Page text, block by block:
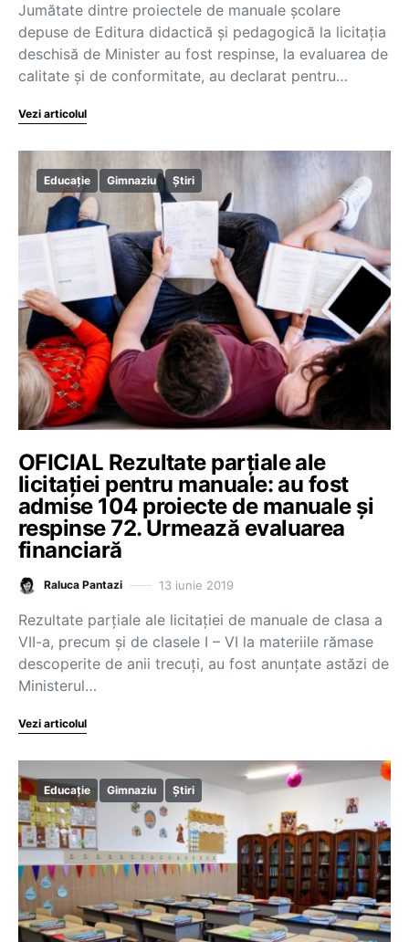
Jumătate dintre proiectele de manuale școlare
depuse de Editura didactică și pedagogică la licitația
deschisă de Minister au fost respinse, la evaluarea de
calitate și de conformitate, au declarat pentru…
Vezi articolul
Educație Gimnaziu Știri
OFICIAL Rezultate parțiale ale
licitației pentru manuale: au fost
admise 104 proiecte de manuale și
respinse 72. Urmează evaluarea
financiară
Raluca Pantazi 13 iunie 2019
Rezultate parțiale ale licitației de manuale de clasa a
VII-a, precum și de clasele I – VI la materiile rămase
descoperite de anii trecuți, au fost anunțate astăzi de
Ministerul…
Vezi articolul
Educație Gimnaziu Știri